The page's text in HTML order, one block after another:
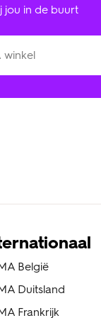
jou in de buurt
België
Duitsland
Frankrijk